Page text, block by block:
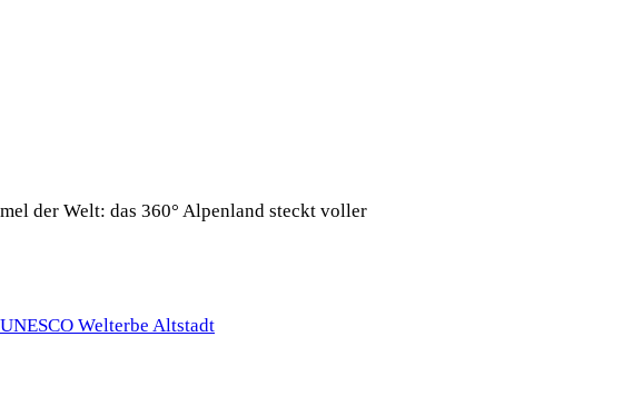
der Welt: das 360° Alpenland steckt voller
Welterbe Altstadt